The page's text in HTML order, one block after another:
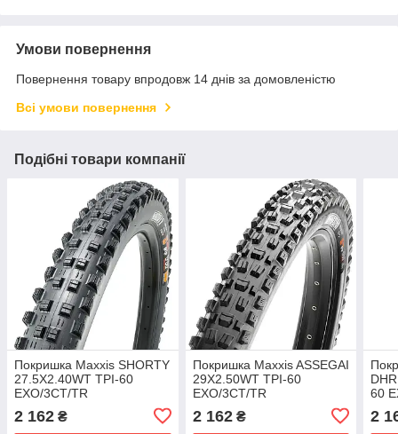
Умови повернення
Повернення товару впродовж 14 днів за домовленістю
Всі умови повернення
Подібні товари компанії
Покришка Maxxis SHORTY
27.5X2.40WT TPI-60
EXO/3CT/TR
2 162 ₴
Покришка Maxxis ASSEGAI
29X2.50WT TPI-60
EXO/3CT/TR
2 162₴
60
2